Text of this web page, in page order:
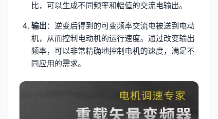
比，可以生成不同频率和幅值的交流电输出。
输出 ：逆变后得到的可变频率交流电被送到电动
机，从而控制电动机的运行速度。通过改变输出
频率，可以非常精确地控制电机的速度，满足不
同应用的需求。